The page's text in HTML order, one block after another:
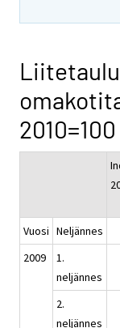
2010=100
Vuosi Neljännes
2009
1.
neljännes
2.
neljännes